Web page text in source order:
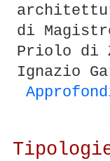
di
Priolo di
Ignazio